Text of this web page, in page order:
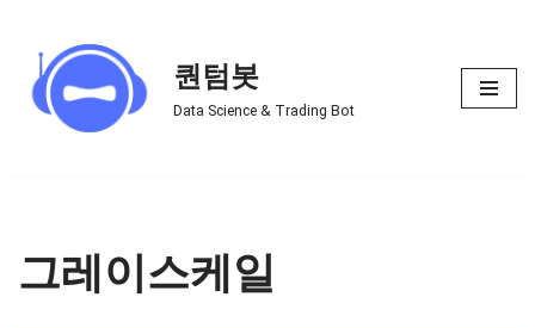
Skip
to
content
퀀텀봇
Data Science & Trading Bot
그레이스케일